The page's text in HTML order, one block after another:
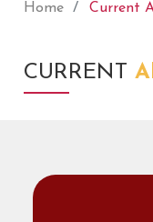
Home Current
CURRENT